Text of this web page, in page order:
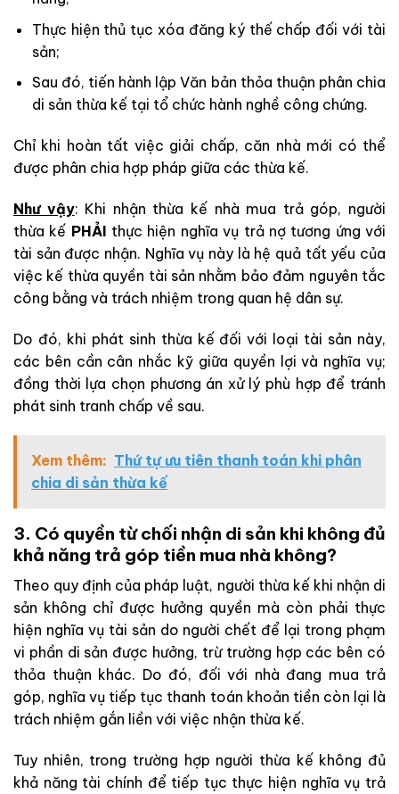
Thực hiện thủ tục xóa đăng ký thế chấp đối với tài
sản;
Sau đó, tiến hành lập Văn bản thỏa thuận phân chia
di sản thừa kế tại tổ chức hành nghề công chứng.
Chỉ khi hoàn tất việc giải chấp, căn nhà mới có thể
được phân chia hợp pháp giữa các thừa kế.
Như vậy: Khi nhận thừa kế nhà mua trả góp, người
thừa kế PHẢI thực hiện nghĩa vụ trả nợ tương ứng với
tài sản được nhận. Nghĩa vụ này là hệ quả tất yếu của
việc kế thừa quyền tài sản nhằm bảo đảm nguyên tắc
công bằng và trách nhiệm trong quan hệ dân sự.
Do đó, khi phát sinh thừa kế đối với loại tài sản này,
các bên cần cân nhắc kỹ giữa quyền lợi và nghĩa vụ;
đồng thời lựa chọn phương án xử lý phù hợp để tránh
phát sinh tranh chấp về sau.
Xem thêm: Thứ tự ưu tiên thanh toán khi phân
chia di sản thừa kế
3. Có quyền từ chối nhận di sản khi không đủ
khả năng trả góp tiền mua nhà không?
Theo quy định của pháp luật, người thừa kế khi nhận di
sản không chỉ được hưởng quyền mà còn phải thực
hiện nghĩa vụ tài sản do người chết để lại trong phạm
vi phần di sản được hưởng, trừ trường hợp các bên có
thỏa thuận khác. Do đó, đối với nhà đang mua trả
góp, nghĩa vụ tiếp tục thanh toán khoản tiền còn lại là
trách nhiệm gắn liền với việc nhận thừa kế.
Tuy nhiên, trong trường hợp người thừa kế không đủ
khả năng tài chính để tiếp tục thực hiện nghĩa vụ trả